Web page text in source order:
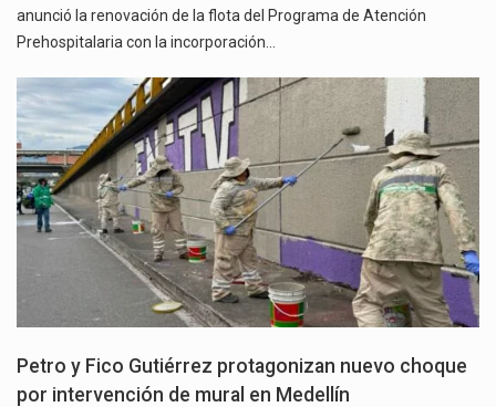
anunció la renovación de la flota del Programa de Atención
Prehospitalaria con la incorporación…
Petro y Fico Gutiérrez protagonizan nuevo choque
por intervención de mural en Medellín